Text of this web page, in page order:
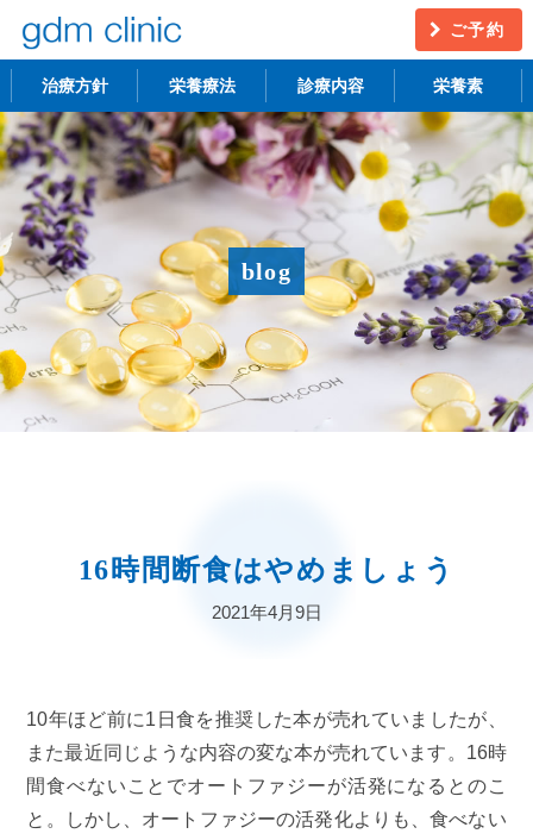
ご予約
治療方針 栄養療法 診療内容
不妊治療 うつ・慢性疲労
アンチエイジング 更年期障害
アトピー性皮膚炎 ニキビ・シミ
レーザー脱毛 月経
栄養素
blog
16時間断食はやめましょう
2021年4月9日
10年ほど前に1日食を推奨した本が売れていましたが、
また最近同じような内容の変な本が売れています。16時
間食べないことでオートファジーが活発になるとのこ
と。しかし、オートファジーの活発化よりも、食べない